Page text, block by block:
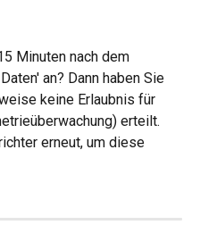
Minuten nach dem
an? Dann haben Sie
keine Erlaubnis für
erteilt.
erneut, um diese